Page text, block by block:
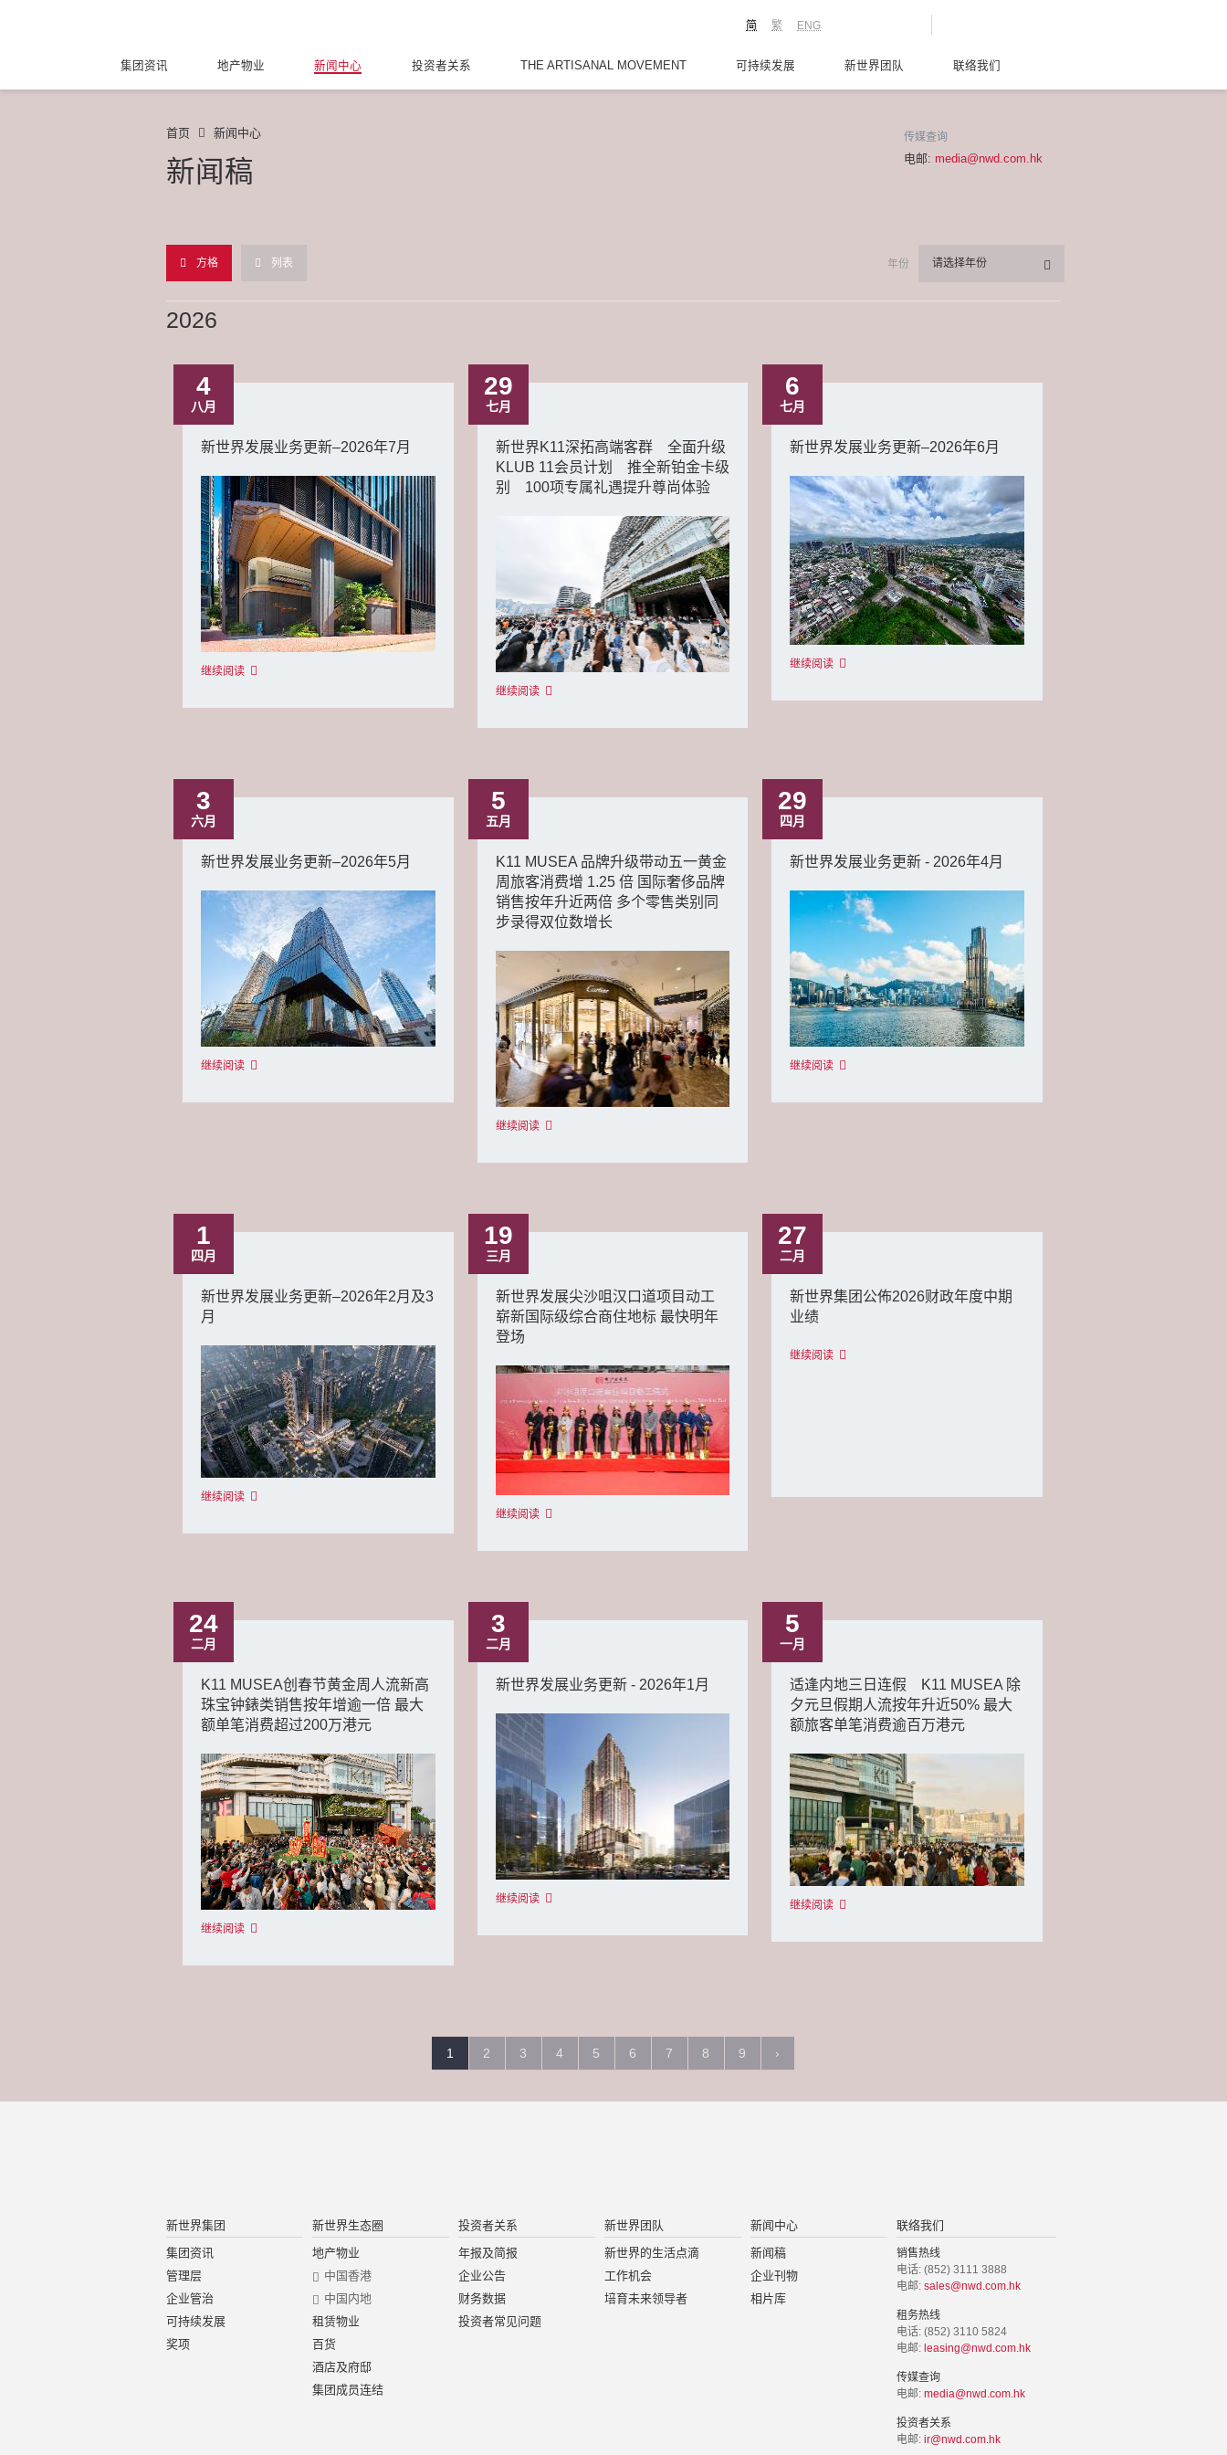
ENG
繁
简
集团资讯 地产物业 新闻中心 投资者关系 THE ARTISANAL MOVEMENT 可持续发展 新世界团队 联络我们
首页 新闻中心
新闻稿
传媒查询
电邮: media@nwd.com.hk
方格 列表 年份 请选择年份
2026
4
八月
新世界发展业务更新–2026年7月
继续阅读
29
七月
新世界K11深拓高端客群 全面升级
KLUB 11会员计划 推全新铂金卡级
别 100项专属礼遇提升尊尚体验
继续阅读
6
七月
新世界发展业务更新–2026年6月
继续阅读
3
六月
新世界发展业务更新–2026年5月
继续阅读
5
五月
K11 MUSEA 品牌升级带动五一黄金
周旅客消费增 1.25 倍 国际奢侈品牌
销售按年升近两倍 多个零售类别同
步录得双位数增长
继续阅读
29
四月
新世界发展业务更新 - 2026年4月
继续阅读
1
四月
新世界发展业务更新–2026年2月及3
月
继续阅读
19
三月
新世界发展尖沙咀汉口道项目动工
崭新国际级综合商住地标 最快明年
登场
继续阅读
27
二月
新世界集团公佈2026财政年度中期
业绩
继续阅读
24
二月
K11 MUSEA创春节黄金周人流新高
珠宝钟錶类销售按年增逾一倍 最大
额单笔消费超过200万港元
继续阅读
3
二月
新世界发展业务更新 - 2026年1月
继续阅读
5
一月
适逢内地三日连假 K11 MUSEA 除
夕元旦假期人流按年升近50% 最大
额旅客单笔消费逾百万港元
继续阅读
1 2 3 4 5 6 7 8 9 ›
新世界集团
集团资讯
管理层
企业管治
可持续发展
奖项
新世界生态圈
地产物业
中国香港
中国内地
租赁物业
百货
酒店及府邸
集团成员连结
投资者关系
年报及简报
企业公告
财务数据
投资者常见问题
新世界团队
新世界的生活点滴
工作机会
培育未来领导者
新闻中心
新闻稿
企业刊物
相片库
联络我们
销售热线
电话: (852) 3111 3888
电邮: sales@nwd.com.hk
租务热线
电话: (852) 3110 5824
电邮: leasing@nwd.com.hk
传媒查询
电邮: media@nwd.com.hk
投资者关系
电邮: ir@nwd.com.hk